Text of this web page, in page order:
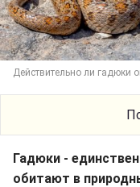
Действительно ли гадюки
Гадюки -
обитают в